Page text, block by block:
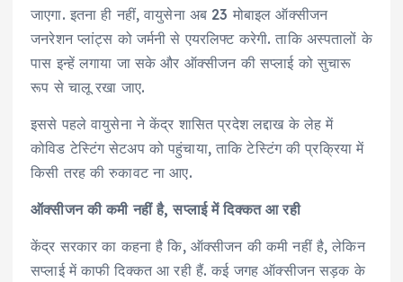
जाएगा. इतना ही नहीं, वायुसेना अब 23 मोबाइल ऑक्सीजन
जनरेशन प्लांट्स को जर्मनी से एयरलिफ्ट करेगी. ताकि अस्पतालों के
पास इन्हें लगाया जा सके और ऑक्सीजन की सप्लाई को सुचारू
रूप से चालू रखा जाए.
इससे पहले वायुसेना ने केंद्र शासित प्रदेश लद्दाख के लेह में
कोविड टेस्टिंग सेटअप को पहुंचाया, ताकि टेस्टिंग की प्रक्रिया में
किसी तरह की रुकावट ना आए.
ऑक्सीजन की कमी नहीं है, सप्लाई में दिक्कत आ रही
केंद्र सरकार का कहना है कि, ऑक्सीजन की कमी नहीं है, लेकिन
सप्लाई में काफी दिक्कत आ रही हैं. कई जगह ऑक्सीजन सड़क के